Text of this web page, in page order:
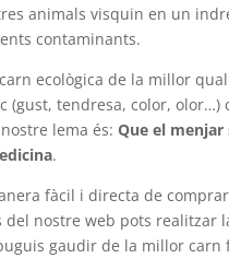
animals visquin en un
contaminants.
ecològica de la millor
(gust, tendresa, color, olor…)
lema és: Que el menjar
.
fàcil i directa de
nostre web pots realitzar
gaudir de la millor carn